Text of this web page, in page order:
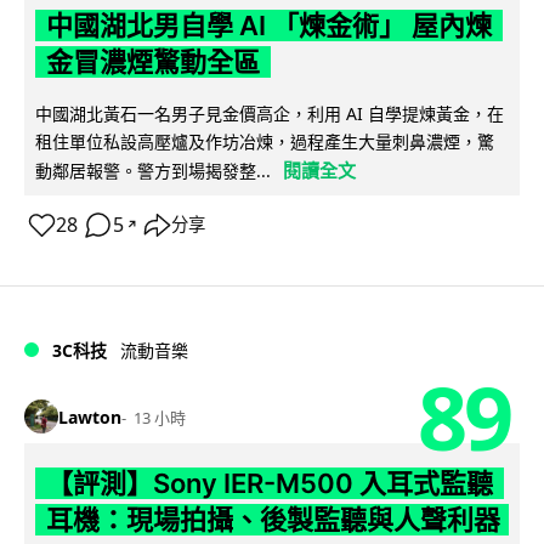
中國湖北男自學 AI 「煉金術」 屋內煉
金冒濃煙驚動全區
中國湖北黃石一名男子見金價高企，利用 AI 自學提煉黃金，在
租住單位私設高壓爐及作坊冶煉，過程產生大量刺鼻濃煙，驚
動鄰居報警。警方到場揭發整...
閱讀全文
28 5 ↗ 分享
3C科技 流動音樂
Lawton 13 小時 89
【評測】Sony IER-M500 入耳式監聽
耳機：現場拍攝、後製監聽與人聲利器